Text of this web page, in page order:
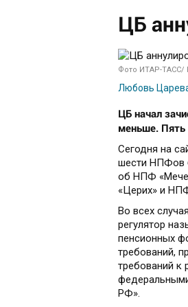
ЦБ
Фото ИТАР-ТАСС/
Любовь
ЦБ начал
меньше. Пять
Сегодня на
шести НПФов
об НПФ
«Церих» и
Во всех
регулятор
пенсионных
требований,
требований к
РФ».